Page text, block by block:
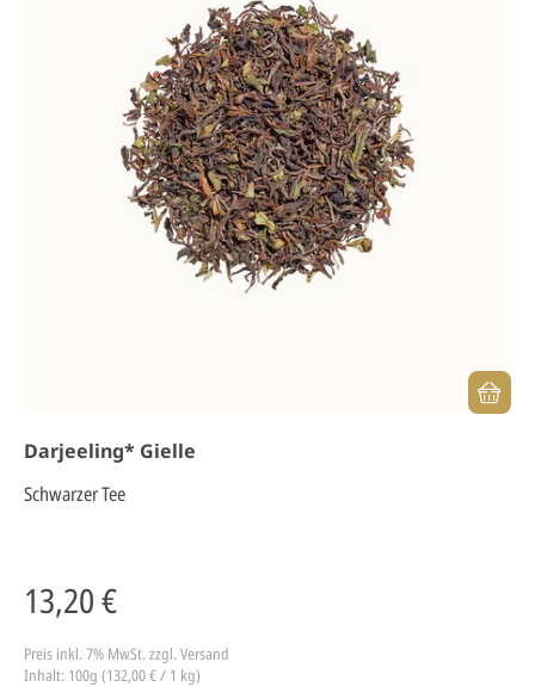
Darjeeling* Gielle
Schwarzer Tee
13,20 €
Preis inkl. 7% MwSt. zzgl. Versand
Inhalt: 100g (132,00 € / 1 kg)